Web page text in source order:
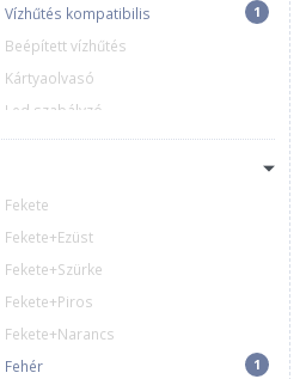
Vízhűtés kompatibilis 1
Beépített vízhűtés
Kártyaolvasó
Led szabályzó
Ventilátor szabályzó
Nincs
Fekete
Fekete+Ezüst
Fekete+Szürke
Fekete+Piros
Fekete+Narancs
Fehér
1